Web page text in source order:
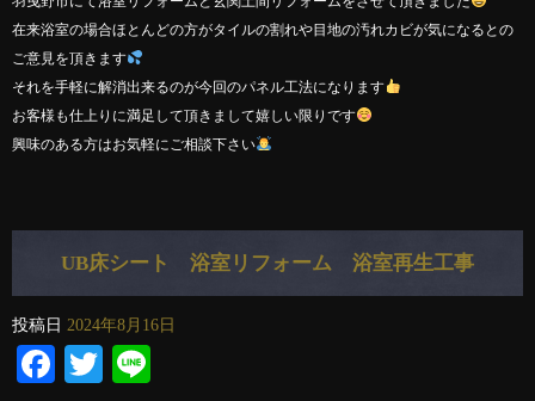
在来浴室の場合ほとんどの方がタイルの割れや目地の汚れカビが気になるとの
ご意見を頂きます
それを手軽に解消出来るのが今回のパネル工法になります
お客様も仕上りに満足して頂きまして嬉しい限りです
興味のある方はお気軽にご相談下さい
UB床シート 浴室リフォーム 浴室再生工事
投稿日 2024年8月16日
Facebook
Twitter